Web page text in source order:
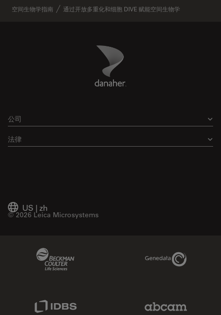
空间生物学指南
通过开放多重化和细胞 DIVE 赋能空间生物学
Danaher Logo
公司
法律
US | zh
© 2026 Leica Microsystems
Genedata Link
IDBS Link